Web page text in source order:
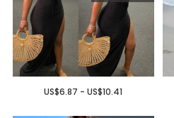
US$6.87 - US$10.41